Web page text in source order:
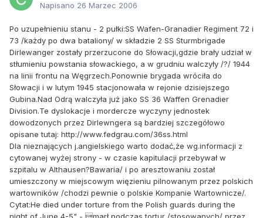
Napisano 26 Marzec 2006
Po uzupełnieniu stanu - 2 pułki:SS Wafen-Granadier Regiment 72 i
73 /każdy po dwa bataliony/ w składzie 2 SS Sturmbrigade
Dirlewanger zostały przerzucone do Słowacji,gdzie brały udział w
stłumieniu powstania słowackiego, a w grudniu walczyły /?/ 1944
na linii frontu na Węgrzech.Ponownie brygada wróciła do
Słowacji i w lutym 1945 stacjonowała w rejonie dzisiejszego
Gubina.Nad Odrą walczyła już jako SS 36 Waffen Grenadier
Division.Te dyslokacje i mordercze wyczyny jednostek
dowodzonych przez Dirlewngera są bardziej szczegółowo
opisane tutaj: http://www.fedgrau.com/36ss.html
Dla nieznających j.angielskiego warto dodać,że wg.informacji z
cytowanej wyżej strony - w czasie kapitulacji przebywał w
szpitalu w Althausen?Bawaria/ i po aresztowaniu został
umieszczony w miejscowym więzieniu pilnowanym przez polskich
wartowników /chodzi pewnie o polskie Kompanie Wartownicze/.
Cytat:He died under torture from the Polish guards during the